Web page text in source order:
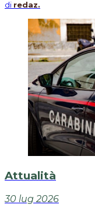
di redaz.
Attualità
30 lug 2026